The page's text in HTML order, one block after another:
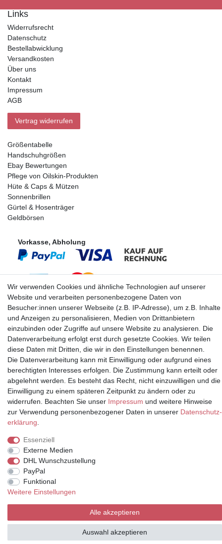
Links
Widerrufsrecht
Datenschutz
Bestellabwicklung
Versandkosten
Über uns
Kontakt
Impressum
AGB
Vertrag widerrufen
Größentabelle
Handschuhgrößen
Ebay Bewertungen
Pflege von Oilskin-Produkten
Hüte & Caps & Mützen
Sonnenbrillen
Gürtel & Hosenträger
Geldbörsen
Vorkasse, Abholung
Partner
* Alle Preise inkl.
Mehrwertsteuer und zuzüglich
Versand | **ehemaliger
Verkäuferpreis
Wir verwenden Cookies und ähnliche Technologien auf unserer
Website und verarbeiten personenbezogene Daten von
Besucher:innen unserer Webseite (z.B. IP-Adresse), um z.B. Inhalte
und Anzeigen zu personalisieren, Medien von Drittanbietern
einzubinden oder Zugriffe auf unsere Website zu analysieren. Die
Datenverarbeitung erfolgt erst durch gesetzte Cookies. Wir teilen
diese Daten mit Dritten, die wir in den Einstellungen benennen.
Die Datenverarbeitung kann mit Einwilligung oder aufgrund eines
berechtigten Interesses erfolgen. Die Zustimmung kann erteilt oder
abgelehnt werden. Es besteht das Recht, nicht einzuwilligen und die
Einwilligung zu einem späteren Zeitpunkt zu ändern oder zu
widerrufen. Beachten Sie unser Impressum und weitere Hinweise
zur Verwendung personenbezogener Daten in unserer Daten­schutz­
erklärung
Essenziell
Externe Medien
DHL Wunschzustellung
PayPal
Funktional
Weitere Einstellungen
Alle akzeptieren
Auswahl akzeptieren